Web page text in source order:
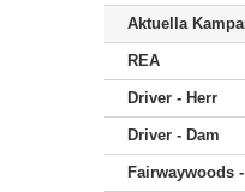
Aktuella
REA
Driver - Herr
Driver - Dam
Fairwaywoods